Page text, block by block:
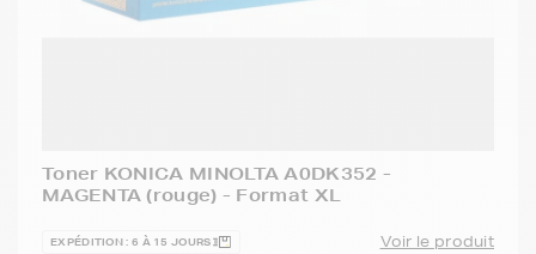
Toner KONICA MINOLTA A0DK352 -
MAGENTA (rouge) - Format XL
EXPÉDITION : 6 À 15 JOURS Voir le produit